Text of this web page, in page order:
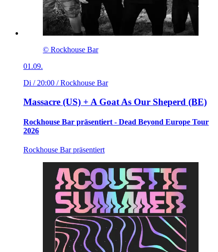
© Rockhouse Bar
01.09.
Di / 20:00 / Rockhouse Bar
Massacre (US) + A Goat As Our Sheperd (BE)
Rockhouse Bar präsentiert - Dead Beyond Europe Tour
2026
Rockhouse Bar präsentiert